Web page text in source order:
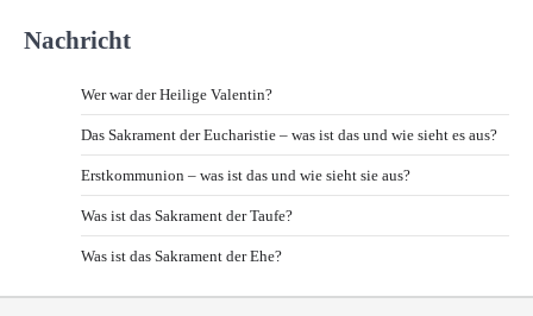
Nachricht
Wer war der Heilige Valentin?
Das Sakrament der Eucharistie – was ist das und wie sieht es aus?
Erstkommunion – was ist das und wie sieht sie aus?
Was ist das Sakrament der Taufe?
Was ist das Sakrament der Ehe?